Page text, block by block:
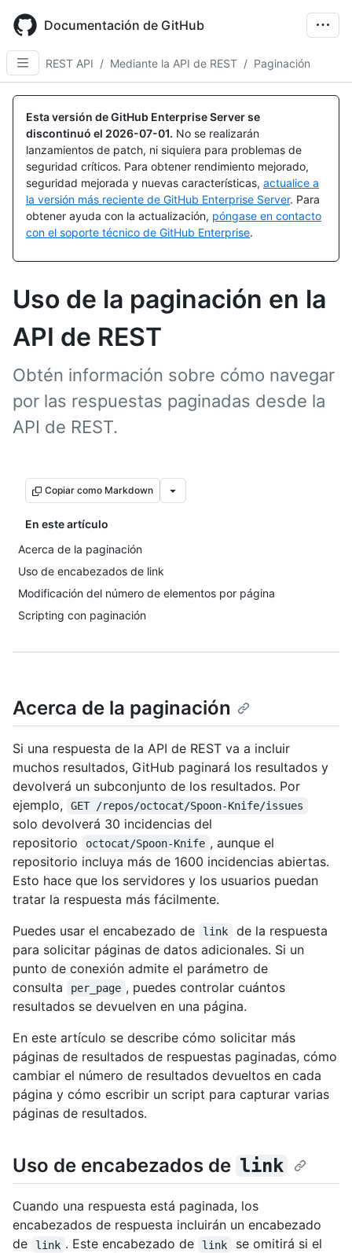
main
content
Documentación de GitHub
REST API / Mediante la API de REST / Paginación
Esta versión de GitHub Enterprise Server se
discontinuó el 2026-07-01. No se realizarán
lanzamientos de patch, ni siquiera para problemas de
seguridad críticos. Para obtener rendimiento mejorado,
seguridad mejorada y nuevas características, actualice a
la versión más reciente de GitHub Enterprise Server. Para
obtener ayuda con la actualización, póngase en contacto
con el soporte técnico de GitHub Enterprise.
Uso de la paginación en la
API de REST
Obtén información sobre cómo navegar
por las respuestas paginadas desde la
API de REST.
Copiar como Markdown
En este artículo
Acerca de la paginación
Uso de encabezados de link
Modificación del número de elementos por página
Scripting con paginación
Acerca de la paginación
Si una respuesta de la API de REST va a incluir
muchos resultados, GitHub paginará los resultados y
devolverá un subconjunto de los resultados. Por
ejemplo,
GET /repos/octocat/Spoon-Knife/issues
solo devolverá 30 incidencias del
repositorio
octocat/Spoon-Knife , aunque el
repositorio incluya más de 1600 incidencias abiertas.
Esto hace que los servidores y los usuarios puedan
tratar la respuesta más fácilmente.
Puedes usar el encabezado de
link
de la respuesta
para solicitar páginas de datos adicionales. Si un
punto de conexión admite el parámetro de
consulta
per_page , puedes controlar cuántos
resultados se devuelven en una página.
En este artículo se describe cómo solicitar más
páginas de resultados de respuestas paginadas, cómo
cambiar el número de resultados devueltos en cada
página y cómo escribir un script para capturar varias
páginas de resultados.
Uso de encabezados de link
Cuando una respuesta está paginada, los
encabezados de respuesta incluirán un encabezado
de
link . Este encabezado de link
se omitirá si el